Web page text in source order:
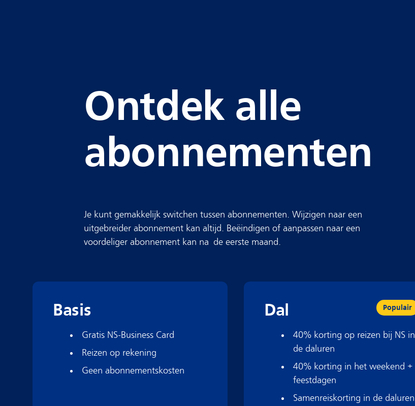
Ontdek alle
abonnementen
Je kunt gemakkelijk switchen tussen abonnementen. Wijzigen naar een
uitgebreider abonnement kan altijd. Beëindigen of aanpassen naar een
voordeliger abonnement kan na de eerste maand.
Basis
Gratis NS-Business Card
Reizen op rekening
Geen abonnementskosten
Dal Populair
40% korting op reizen bij NS in
de daluren
40% korting in het weekend +
feestdagen
Samenreiskorting in de daluren